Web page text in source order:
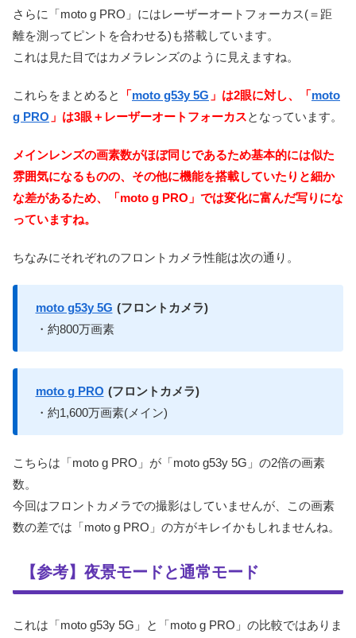
さらに「moto g PRO」にはレーザーオートフォーカス(＝距
離を測ってピントを合わせる)も搭載しています。
これは見た目ではカメラレンズのように見えますね。
これらをまとめると 「moto g53y 5G 」は2眼に対し、「moto
g PRO 」は3眼＋レーザーオートフォーカスとなっています。
メインレンズの画素数がほぼ同じであるため基本的には似た
雰囲気になるものの、その他に機能を搭載していたりと細か
な差があるため、「moto g PRO」では変化に富んだ写りにな
っていますね。
ちなみにそれぞれのフロントカメラ性能は次の通り。
moto g53y 5G (フロントカメラ)
・約800万画素
moto g PRO (フロントカメラ)
・約1,600万画素(メイン)
こちらは「moto g PRO」が「moto g53y 5G」の2倍の画素
数。
今回はフロントカメラでの撮影はしていませんが、この画素
数の差では「moto g PRO」の方がキレイかもしれませんね。
【参考】夜景モードと通常モード
これは「moto g53y 5G」と「moto g PRO」の比較ではありま